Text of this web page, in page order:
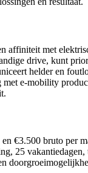
affiniteit met
drive, kunt
helder en
met e-mobility
en €3.500 bruto per
25